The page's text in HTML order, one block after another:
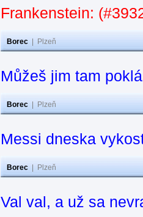
Frankenstein:
Borec Plzeň
Můžeš jim tam
Borec Plzeň
Messi dneska
Borec Plzeň
Val val, a už sa